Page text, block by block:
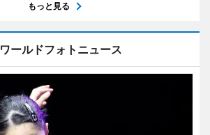
もっと見る
ワールドフォトニュース